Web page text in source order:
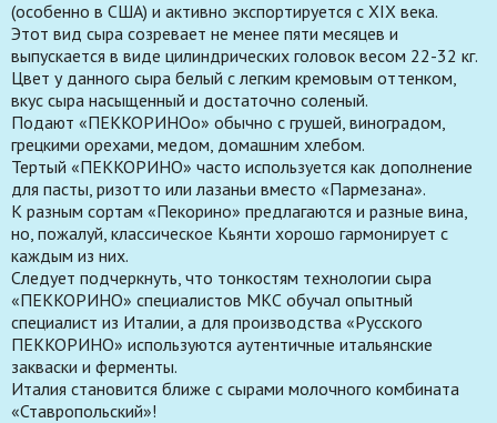
(особенно в США) и активно экспортируется с XIX века.
Этот вид сыра созревает не менее пяти месяцев и
выпускается в виде цилиндрических головок весом 22-32 кг.
Цвет у данного сыра белый с легким кремовым оттенком,
вкус сыра насыщенный и достаточно соленый.
Подают «ПEKKOPИНOо» обычно с грушей, виноградом,
грецкими орехами, медом, домашним хлебом.
Тертый «ПEKKOPИНO» часто используется как дополнение
для пасты, ризотто или лазаньи вместо «Пармезана».
К разным сортам «Пекорино» предлагаются и разные вина,
но, пожалуй, классическое Кьянти хорошо гармонирует с
каждым из них.
Следует подчеркнуть, что тонкостям технологии сыра
«ПEKKOPИНO» специалистов МКС обучал опытный
специалист из Италии, а для производства «Русского
ПEKKOPИНO» используются аутентичные итальянские
закваски и ферменты.
Италия становится ближе с сырами молочного комбината
«Ставропольский»!